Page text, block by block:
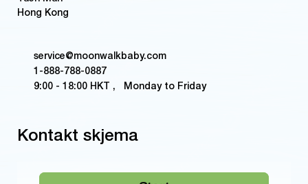
Hong Kong
service@moonwalkbaby.com
1-888-788-0887
9:00 - 18:00 HKT , Monday to Friday
Kontakt skjema